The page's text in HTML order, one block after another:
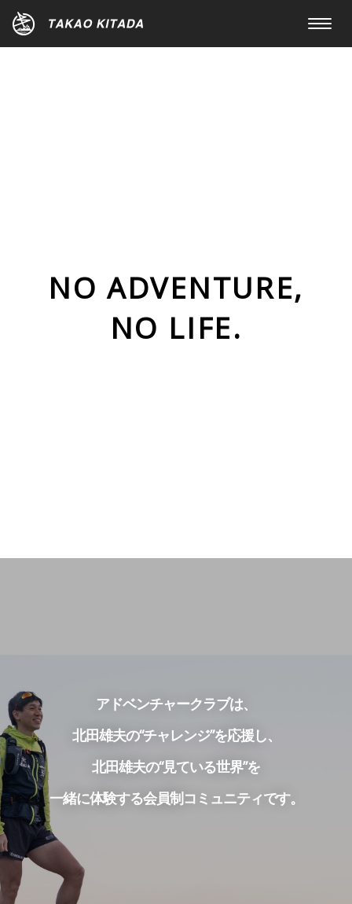
Toggle
NO ADVENTURE,
NO LIFE.
アドベンチャークラブは、
北田雄夫の“チャレンジ”を応援し、
北田雄夫の“見ている世界”を
一緒に体験する会員制コミュニティです。